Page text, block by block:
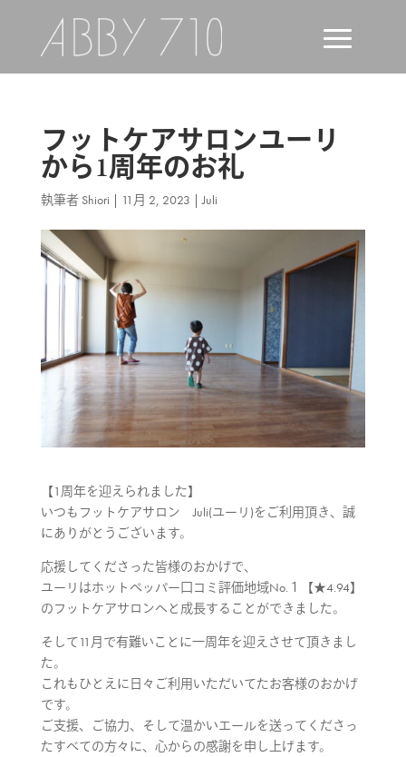
フットケアサロンユーリ
から1周年のお礼
執筆者 Shiori | 11月 2, 2023 |Juli
【1周年を迎えられました】
いつもフットケアサロン Juli(ユーリ)をご利用頂き、誠
にありがとうございます。
応援してくださった皆様のおかげで、
ユーリはホットペッパー口コミ評価地域No.１【★4.94】
のフットケアサロンへと成長することができました。
そして11月で有難いことに一周年を迎えさせて頂きまし
た。
これもひとえに日々ご利用いただいてたお客様のおかげ
です。
ご支援、ご協力、そして温かいエールを送ってくださっ
たすべての方々に、心からの感謝を申し上げます。